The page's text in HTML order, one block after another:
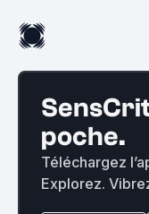
poche.
Téléchargez
Explorez.